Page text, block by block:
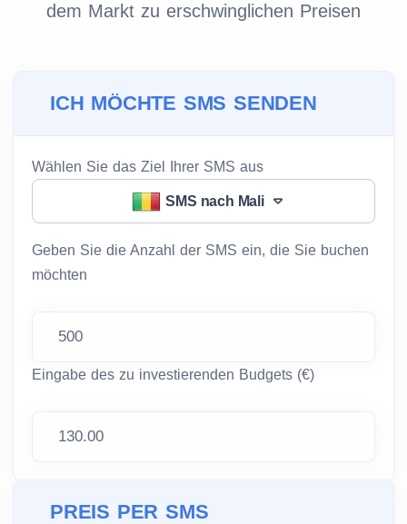
dem Markt zu erschwinglichen Preisen
ICH MÖCHTE SMS SENDEN
Wählen Sie das Ziel Ihrer SMS aus
SMS nach Mali
Geben Sie die Anzahl der SMS ein, die Sie buchen
möchten
Eingabe des zu investierenden Budgets (€)
PREIS PER SMS